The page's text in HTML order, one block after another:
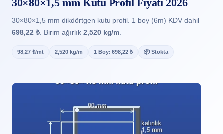
30×80×1,5 mm Kutu Profil Fiyatı 2026
30×80×1,5 mm dikdörtgen kutu profil. 1 boy (6m) KDV dahil
698,22 ₺ . Birim ağırlık 2,520 kg/m
98,27 ₺/mt 2,520 kg/m 1 Boy: 698,22 ₺ 📦 Stokta